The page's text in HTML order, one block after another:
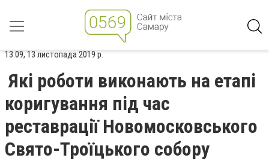
13:09, 13 листопада 2019 р.
Які роботи виконають на етапі
коригування під час
реставрації Новомосковського
Свято-Троїцького собору